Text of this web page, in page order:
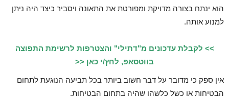
הוא ינתח בצורה מדויקת ומפורטת את התאונה ויסביר כיצד היה ניתן
למנוע אותה.
>> לקבלת עדכונים מ"דתילי" והצטרפות לרשימת התפוצה
בווטסאפ, לחץ/י כאן <<
אין ספק כי מדובר על דבר חשוב ביותר בכל תביעה הנוגעת לתחום
הבטיחות או כשל כלשהו שהיה בתחום הבטיחות.